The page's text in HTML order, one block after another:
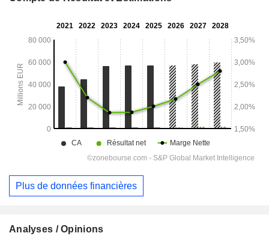
Plus de données financières
Analyses / Opinions